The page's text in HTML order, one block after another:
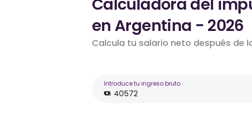
en Argentina - 2026
Calcula tu salario neto después de
Introduce tu ingreso bruto